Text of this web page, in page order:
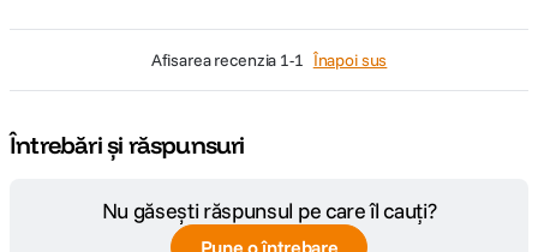
afisarea recenzia 1-1 Înapoi sus
Întrebări și răspunsuri
Nu găsești răspunsul pe care îl cauți?
Pune o întrebare